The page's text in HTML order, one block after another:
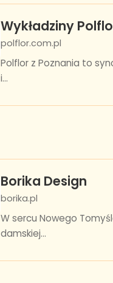
Wykładziny
polflor.com.pl
Polflor z Poznania to
i...
Borika Design
borika.pl
W sercu Nowego
damskiej...